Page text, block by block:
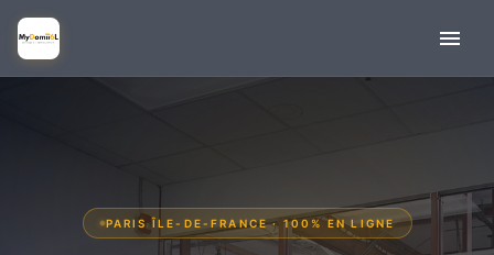
PARIS ÎLE-DE-FRANCE · 100% EN LIGNE